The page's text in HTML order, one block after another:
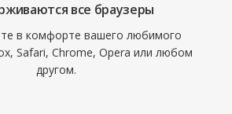
все браузеры
в комфорте вашего любимого
Safari, Chrome, Opera или любом
другом.